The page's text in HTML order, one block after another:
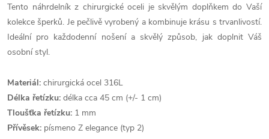
Tento náhrdelník z chirurgické oceli je skvělým doplňkem do Vaší
kolekce šperků. Je pečlivě vyrobený a kombinuje krásu s trvanlivostí.
Ideální pro každodenní nošení a skvělý způsob, jak doplnit Váš
osobní styl.
Materiál: chirurgická ocel 316L
Délka řetízku: délka cca 45 cm (+/- 1 cm)
Tloušťka řetízku: 1 mm
Přívěsek: písmeno Z elegance (typ 2)